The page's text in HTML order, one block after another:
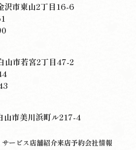
沢市東山2丁目16-6
山市若宮2丁目47-2
市美川浜町ル217-4
ービス店舗紹介来店予約会社情報